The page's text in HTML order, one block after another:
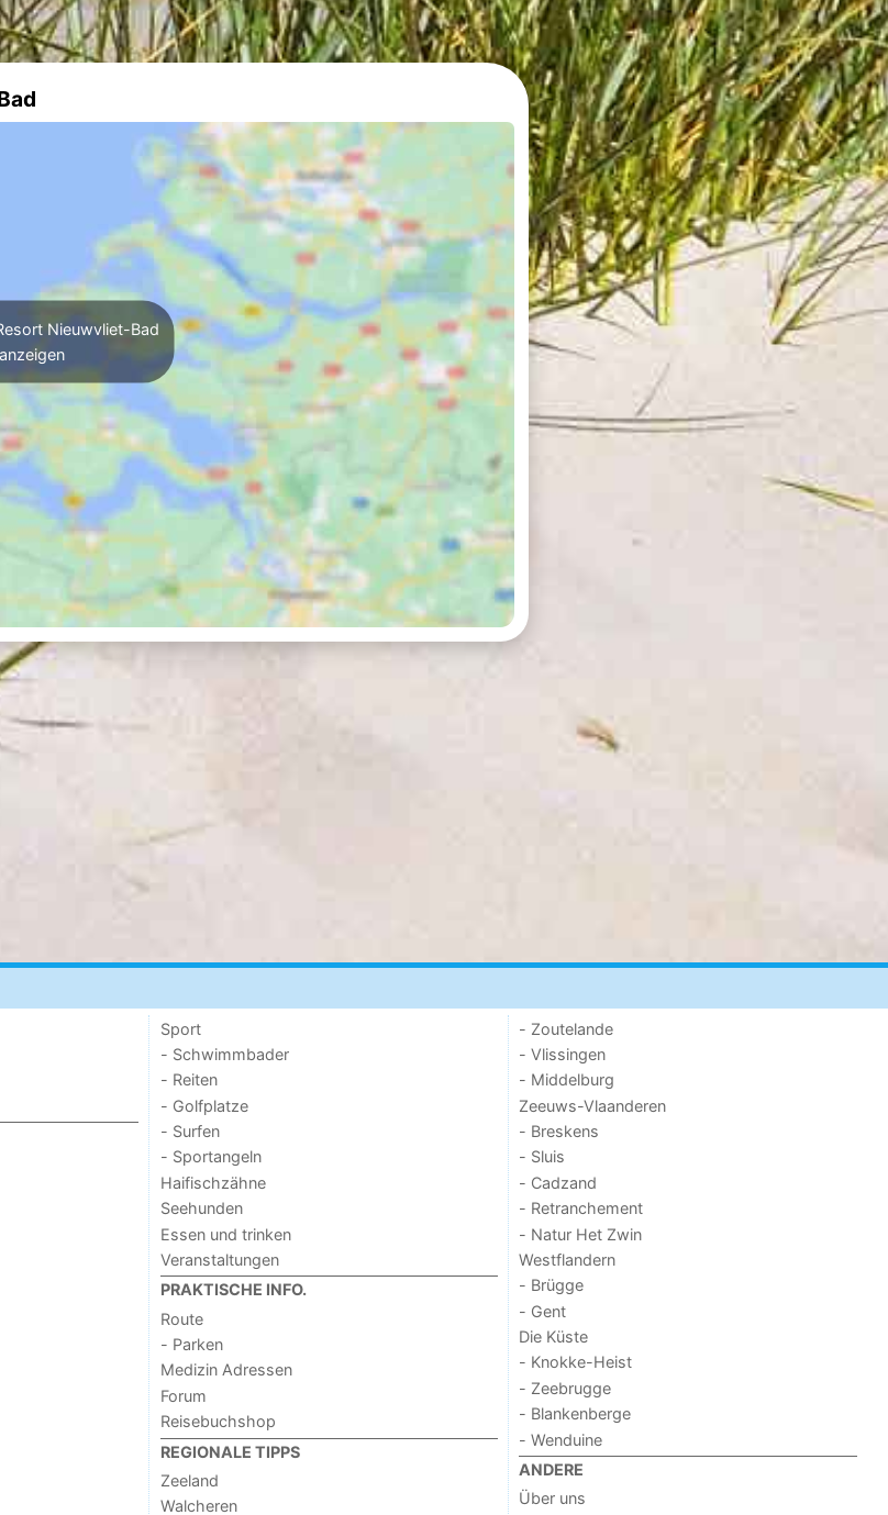
Nieuwvliet-Bad
Sport
- Schwimmbader
- Reiten
- Golfplatze
- Surfen
- Sportangeln
Haifischzähne
Seehunden
Essen und trinken
Veranstaltungen
PRAKTISCHE INFO.
Route
- Parken
Medizin Adressen
Forum
Reisebuchshop
REGIONALE TIPPS
Zeeland
Walcheren
- Zoutelande
- Vlissingen
- Middelburg
Zeeuws-Vlaanderen
- Breskens
- Sluis
- Cadzand
- Retranchement
- Natur Het Zwin
Westflandern
- Brügge
- Gent
Die Küste
- Knokke-Heist
- Zeebrugge
- Blankenberge
- Wenduine
ANDERE
Über uns